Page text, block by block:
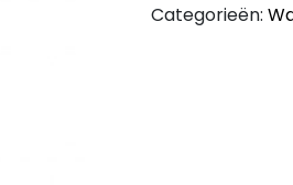
Categorieën: